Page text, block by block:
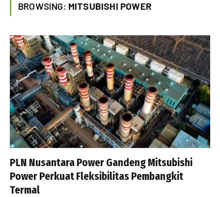
BROWSING: MITSUBISHI POWER
PLN Nusantara Power Gandeng Mitsubishi
Power Perkuat Fleksibilitas Pembangkit
Termal